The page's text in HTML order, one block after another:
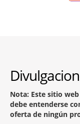
Nota: Este sitio
debe entenderse
oferta de ningún